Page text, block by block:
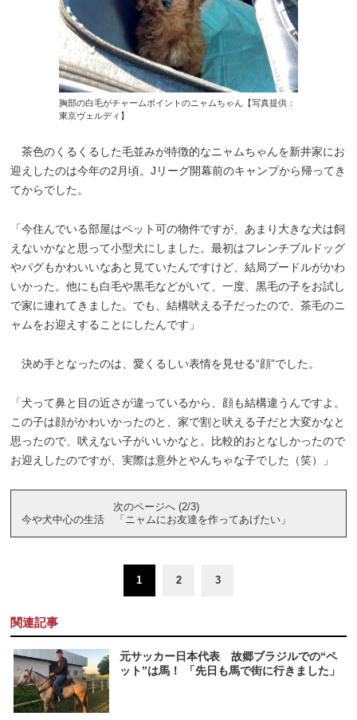
胸部の白毛がチャームポイントのニャムちゃん【写真提供：
東京ヴェルディ】
茶色のくるくるした毛並みが特徴的なニャムちゃんを新井家にお
迎えしたのは今年の2月頃。Jリーグ開幕前のキャンプから帰ってき
てからでした。
「今住んでいる部屋はペット可の物件ですが、あまり大きな犬は飼
えないかなと思って小型犬にしました。最初はフレンチブルドッグ
やパグもかわいいなあと見ていたんですけど、結局プードルがかわ
いかった。他にも白毛や黒毛などがいて、一度、黒毛の子をお試し
で家に連れてきました。でも、結構吠える子だったので、茶毛のニ
ャムをお迎えすることにしたんです」
決め手となったのは、愛くるしい表情を見せる“顔”でした。
「犬って鼻と目の近さが違っているから、顔も結構違うんですよ。
この子は顔がかわいかったのと、家で割と吠える子だと大変かなと
思ったので、吠えない子がいいかなと。比較的おとなしかったので
お迎えしたのですが、実際は意外とやんちゃな子でした（笑）」
次のページへ (2/3)
今や犬中心の生活 「ニャムにお友達を作ってあげたい」
1 2 3
関連記事
元サッカー日本代表 故郷ブラジルでの“ペ
ット”は馬！ 「先日も馬で街に行きました」